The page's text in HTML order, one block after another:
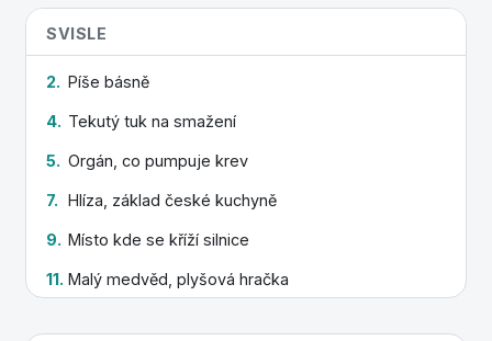
14.Stěhovavý pták, zvěstuje jaro
17. Nocování ve stanu
18. Držadlo na dveřích
19. Jednoduchý stroj
SVISLE
2. Píše básně
4. Tekutý tuk na smažení
5. Orgán, co pumpuje krev
7. Hlíza, základ české kuchyně
9. Místo kde se kříží silnice
11. Malý medvěd, plyšová hračka